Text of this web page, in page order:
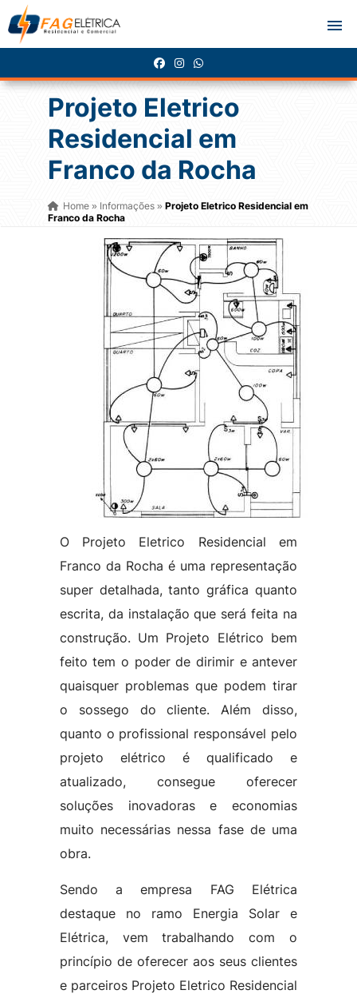
Projeto Eletrico
Residencial em
Franco da Rocha
Home» Informações » Projeto Eletrico Residencial em
Franco da Rocha
O Projeto Eletrico Residencial em
Franco da Rocha é uma representação
super detalhada, tanto gráfica quanto
escrita, da instalação que será feita na
construção. Um Projeto Elétrico bem
feito tem o poder de dirimir e antever
quaisquer problemas que podem tirar
o sossego do cliente. Além disso,
quanto o profissional responsável pelo
projeto elétrico é qualificado e
atualizado, consegue oferecer
soluções inovadoras e economias
muito necessárias nessa fase de uma
obra.
Sendo a empresa FAG Elétrica
destaque no ramo Energia Solar e
Elétrica, vem trabalhando com o
princípio de oferecer aos seus clientes
e parceiros Projeto Eletrico Residencial